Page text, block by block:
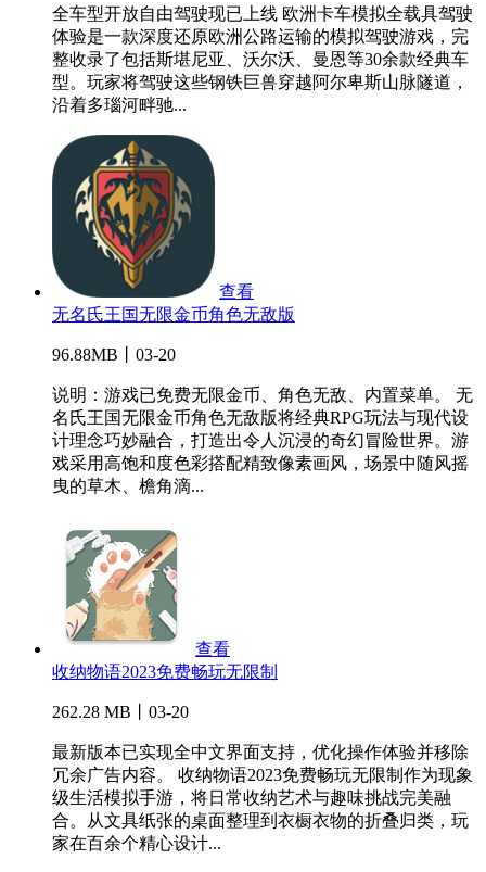
全车型开放自由驾驶现已上线 欧洲卡车模拟全载具驾驶
体验是一款深度还原欧洲公路运输的模拟驾驶游戏，完
整收录了包括斯堪尼亚、沃尔沃、曼恩等30余款经典车
型。玩家将驾驶这些钢铁巨兽穿越阿尔卑斯山脉隧道，
沿着多瑙河畔驰...
查看
无名氏王国无限金币角色无敌版
96.88MB丨03-20
说明：游戏已免费无限金币、角色无敌、内置菜单。 无
名氏王国无限金币角色无敌版将经典RPG玩法与现代设
计理念巧妙融合，打造出令人沉浸的奇幻冒险世界。游
戏采用高饱和度色彩搭配精致像素画风，场景中随风摇
曳的草木、檐角滴...
查看
收纳物语2023免费畅玩无限制
262.28 MB丨03-20
最新版本已实现全中文界面支持，优化操作体验并移除
冗余广告内容。 收纳物语2023免费畅玩无限制作为现象
级生活模拟手游，将日常收纳艺术与趣味挑战完美融
合。从文具纸张的桌面整理到衣橱衣物的折叠归类，玩
家在百余个精心设计...